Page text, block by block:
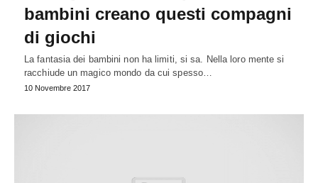
bambini creano questi compagni
di giochi
La fantasia dei bambini non ha limiti, si sa. Nella loro mente si
racchiude un magico mondo da cui spesso…
10 Novembre 2017